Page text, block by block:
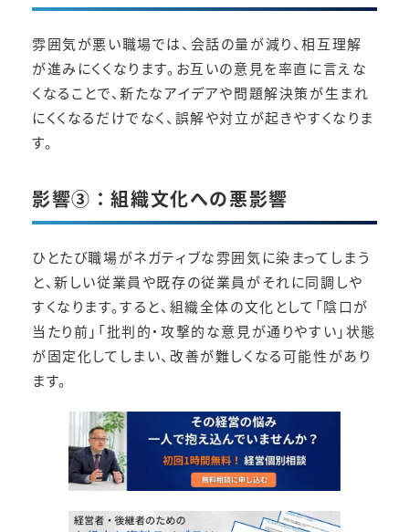
雰囲気が悪い職場では、会話の量が減り、相互理解
が進みにくくなります。お互いの意見を率直に言えな
くなることで、新たなアイデアや問題解決策が生まれ
にくくなるだけでなく、誤解や対立が起きやすくなりま
す。
影響③：組織文化への悪影響
ひとたび職場がネガティブな雰囲気に染まってしまう
と、新しい従業員や既存の従業員がそれに同調しや
すくなります。すると、組織全体の文化として「陰口が
当たり前」「批判的・攻撃的な意見が通りやすい」状態
が固定化してしまい、改善が難しくなる可能性があり
ます。